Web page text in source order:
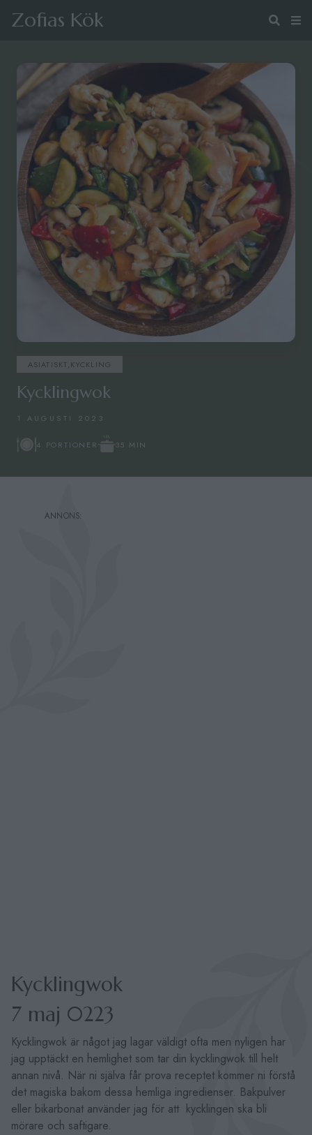
Zofias Kök
ASIATISKT KYCKLING
Kycklingwok
1 AUGUSTI 2023
4 PORTIONER 35 MIN
Kycklingwok
7 maj 0223
Kycklingwok är något jag lagar väldigt ofta men nyligen har
jag upptäckt en hemlighet som tar din kycklingwok till helt
annan nivå. När ni själva får prova receptet kommer ni förstå
det magiska bakom dessa hemliga ingredienser. Bakpulver
eller bikarbonat använder jag för att kycklingen ska bli
mörare och saftigare.